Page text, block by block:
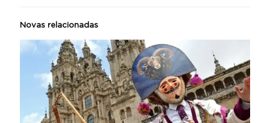
Novas relacionadas